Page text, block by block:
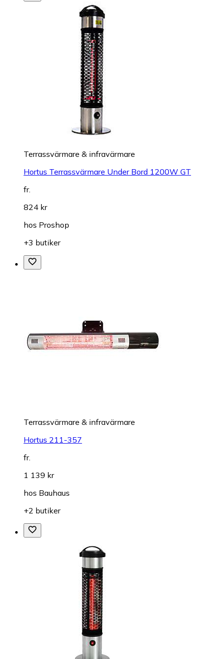
Terrassvärmare & infravärmare
Hortus Terrassvärmare Under Bord 1200W GT
fr.
824 kr
hos Proshop
+3 butiker
Terrassvärmare & infravärmare
Hortus 211-357
fr.
1 139 kr
hos Bauhaus
+2 butiker